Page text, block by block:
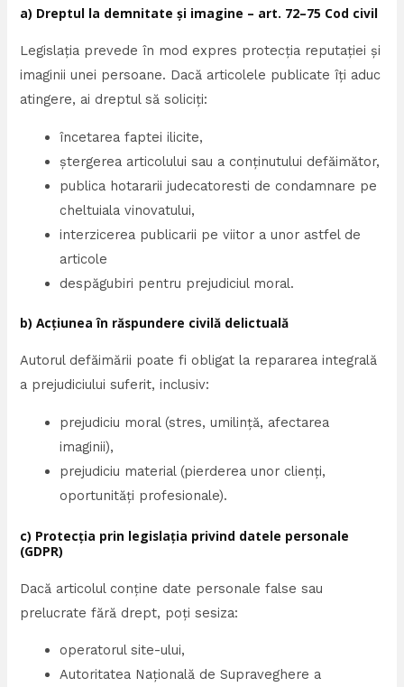
a) Dreptul la demnitate și imagine – art. 72–75 Cod civil
Legislația prevede în mod expres protecția reputației și
imaginii unei persoane. Dacă articolele publicate îți aduc
atingere, ai dreptul să soliciți:
încetarea faptei ilicite,
ștergerea articolului sau a conținutului defăimător,
publica hotararii judecatoresti de condamnare pe
cheltuiala vinovatului,
interzicerea publicarii pe viitor a unor astfel de
articole
despăgubiri pentru prejudiciul moral.
b) Acțiunea în răspundere civilă delictuală
Autorul defăimării poate fi obligat la repararea integrală
a prejudiciului suferit, inclusiv:
prejudiciu moral (stres, umilință, afectarea
imaginii),
prejudiciu material (pierderea unor clienți,
oportunități profesionale).
c) Protecția prin legislația privind datele personale
(GDPR)
Dacă articolul conține date personale false sau
prelucrate fără drept, poți sesiza:
operatorul site-ului,
Autoritatea Națională de Supraveghere a